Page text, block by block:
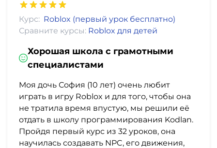
Курс: Roblox (первый урок бесплатно)
Сравните курсы: Roblox для детей
Хорошая школа с грамотными
специалистами
Моя дочь София (10 лет) очень любит
играть в игру Roblox и для того, чтобы она
не тратила время впустую, мы решили её
отдать в школу программирования Kodlan.
Пройдя первый курс из 32 уроков, она
научилась создавать NPC, его движения,